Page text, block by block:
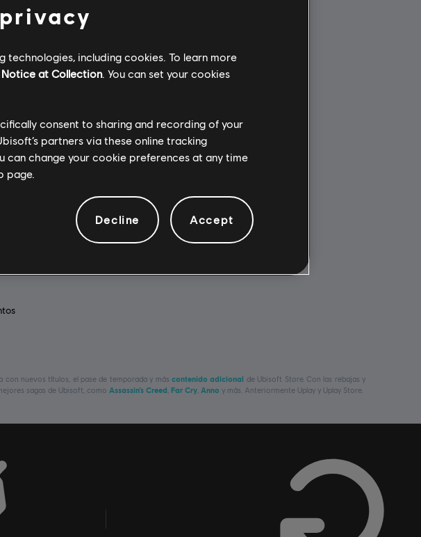
nuevos títulos, el pase de temporada y más contenido adicional de Ubisoft Store. Con las rebajas y
sagas de Ubisoft, como Assassin’s Creed Far Cry Anno y más. Anteriormente Uplay y Uplay Store.
including cookies. To learn more
Notice at Collection. You can set your cookies
consent to sharing and recording of your
partners via these online tracking
can change your cookie preferences at any time
page.
Decline Accept